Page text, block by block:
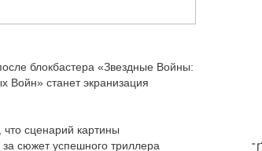
блокбастера «Звездные Войны:
Войн» станет экранизация
сценарий картины
сюжет успешного триллера